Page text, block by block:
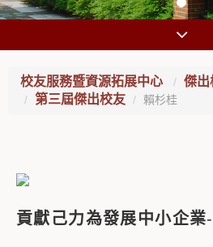
校友服務暨資源拓展中心
傑出
第三屆傑出校友
賴杉桂
貢獻己力為發展中小企業-